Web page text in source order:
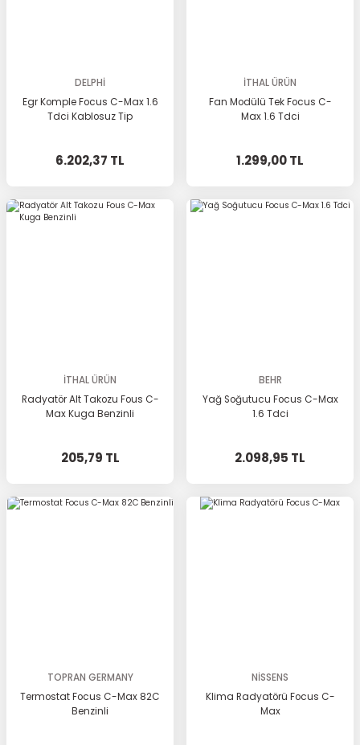
DELPHİ
Egr Komple Focus C-Max 1.6
Tdci Kablosuz Tip
6.202,37 TL
İTHAL ÜRÜN
Fan Modülü Tek Focus C-
Max 1.6 Tdci
1.299,00 TL
İTHAL ÜRÜN
Radyatör Alt Takozu Fous C-
Max Kuga Benzinli
205,79 TL
BEHR
Yağ Soğutucu Focus C-Max
1.6 Tdci
2.098,95 TL
TOPRAN GERMANY
Termostat Focus C-Max 82C
Benzinli
NİSSENS
Klima Radyatörü Focus C-
Max